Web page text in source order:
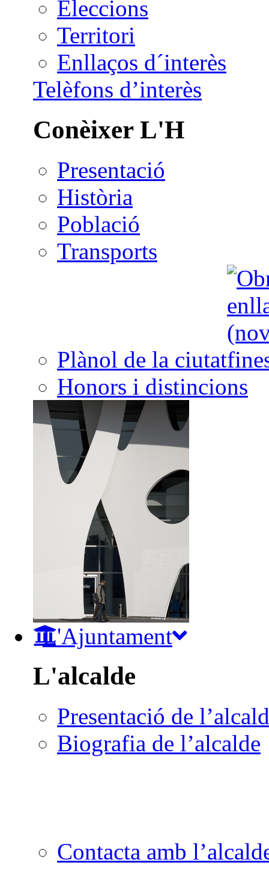
Eleccions
Territori
Enllaços d´interès
Telèfons d’interès
Conèixer L'H
Presentació
Història
Població
Transports
Plànol de la ciutat
Honors i distincions
L'Ajuntament
L'alcalde
Presentació de
Biografia de l’alcalde
Contacta amb